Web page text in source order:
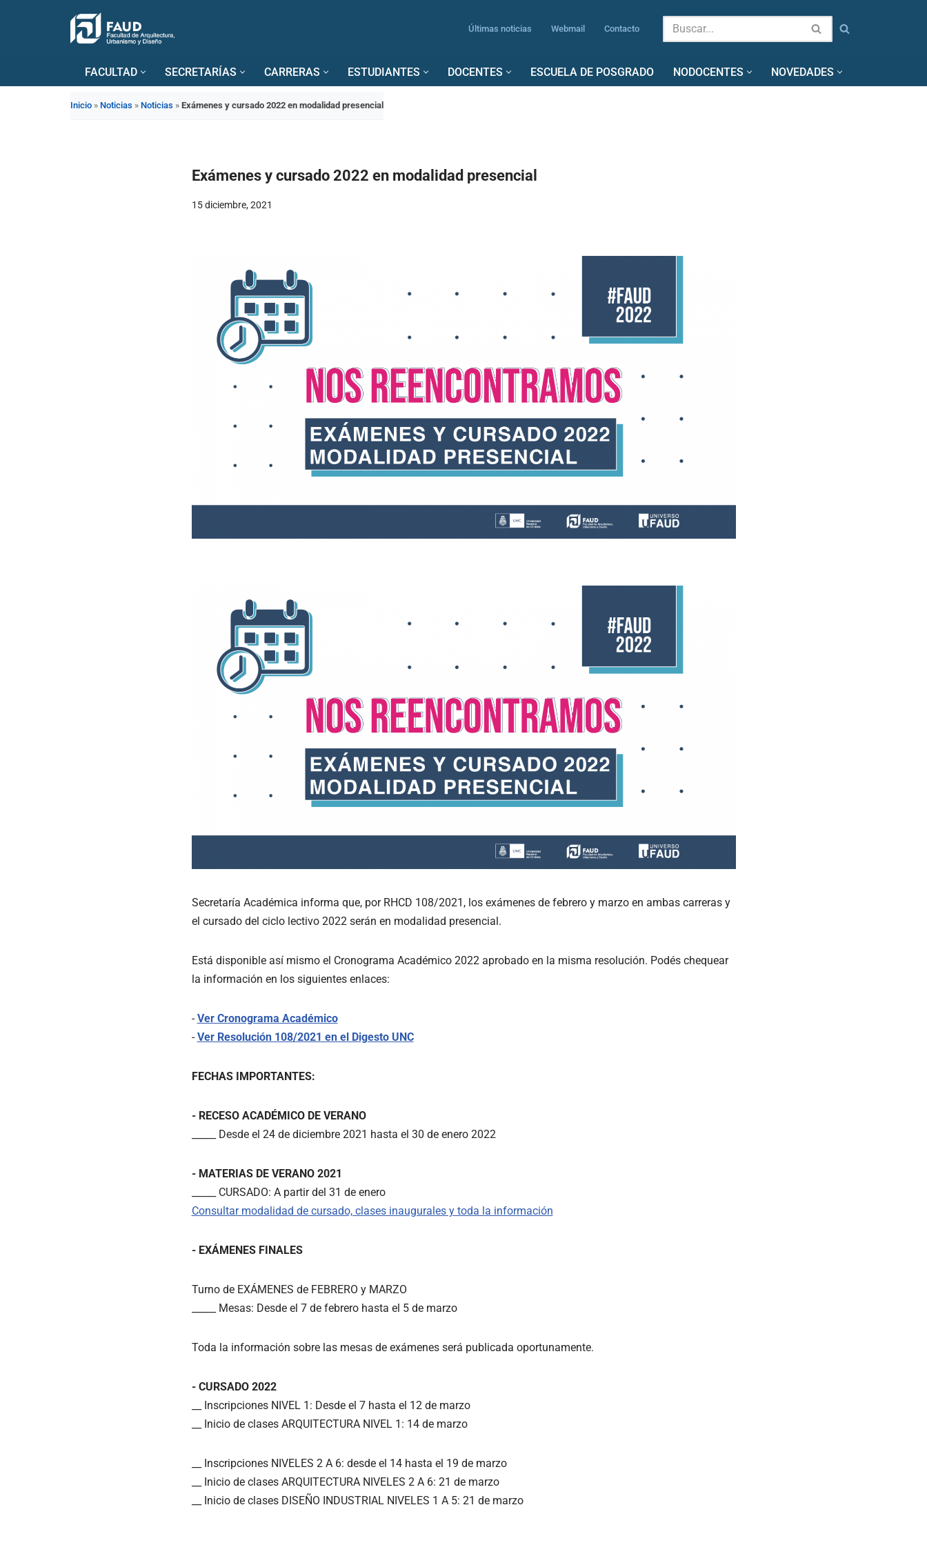
Últimas noticias Webmail Contacto
FACULTAD SECRETARÍAS CARRERAS ESTUDIANTES DOCENTES ESCUELA DE POSGRADO NODOCENTES NOVEDADES
Inicio » Noticias » Noticias » Exámenes y cursado 2022 en modalidad presencial
Exámenes y cursado 2022 en modalidad presencial
15 diciembre, 2021
Secretaría Académica informa que, por RHCD 108/2021, los exámenes de febrero y marzo en ambas carreras y
el cursado del ciclo lectivo 2022 serán en modalidad presencial.
Está disponible así mismo el Cronograma Académico 2022 aprobado en la misma resolución. Podés chequear
la información en los siguientes enlaces:
-Ver Cronograma Académico
-Ver Resolución 108/2021 en el Digesto UNC
FECHAS IMPORTANTES:
- RECESO ACADÉMICO DE VERANO
_____ Desde el 24 de diciembre 2021 hasta el 30 de enero 2022
- MATERIAS DE VERANO 2021
_____ CURSADO: A partir del 31 de enero
Consultar modalidad de cursado, clases inaugurales y toda la información
- EXÁMENES FINALES
Turno de EXÁMENES de FEBRERO y MARZO
_____ Mesas: Desde el 7 de febrero hasta el 5 de marzo
Toda la información sobre las mesas de exámenes será publicada oportunamente.
- CURSADO 2022
__ Inscripciones NIVEL 1: Desde el 7 hasta el 12 de marzo
__ Inicio de clases ARQUITECTURA NIVEL 1: 14 de marzo
__ Inscripciones NIVELES 2 A 6: desde el 14 hasta el 19 de marzo
__ Inicio de clases ARQUITECTURA NIVELES 2 A 6: 21 de marzo
__ Inicio de clases DISEÑO INDUSTRIAL NIVELES 1 A 5: 21 de marzo